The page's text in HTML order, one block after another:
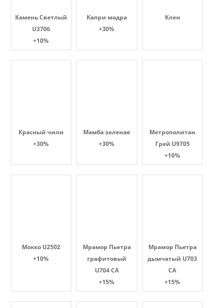
Камень Светлый
U3706
+10%
Капри модра
+30%
Клен
Красный чили
+30%
Мамба зеленая
+30%
Метрополитан
Грей U9705
+10%
Мокко U2502
+10%
Мрамор Пьетра
графитовый
U704 CA
+15%
Мрамор Пьетра
дымчатый U703
CA
+15%